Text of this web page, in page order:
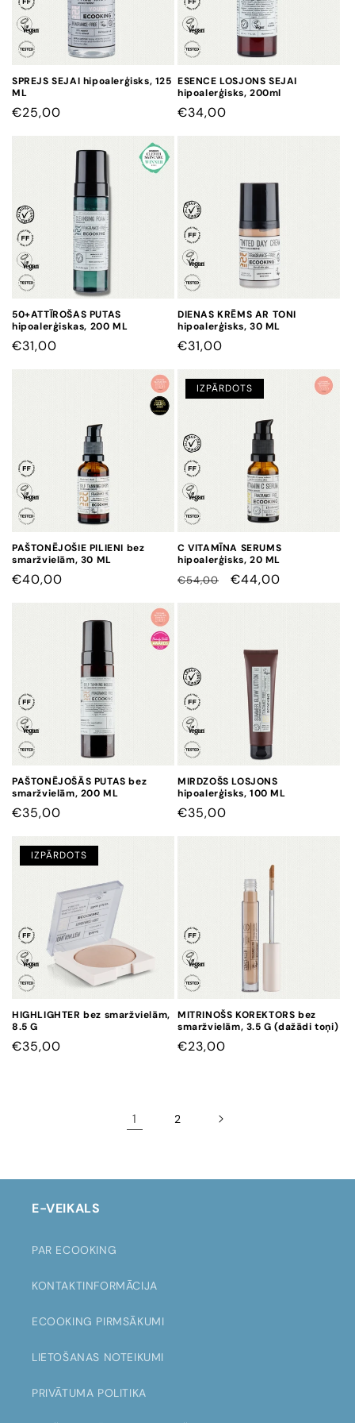
SPREJS SEJAI hipoalerģisks, 125
ML
CENA
€25,00
ESENCE LOSJONS SEJAI
hipoalerģisks, 200ml
CENA
€34,00
50+ATTĪROŠAS PUTAS
hipoalerģiskas, 200 ML
CENA
€31,00
DIENAS KRĒMS AR TONI
hipoalerģisks, 30 ML
CENA
€31,00
PAŠTONĒJOŠIE PILIENI bez
smaržvielām, 30 ML
CENA
€40,00
IZPĀRDOTS
C VITAMĪNA SERUMS
hipoalerģisks, 20 ML
CENA
€54,00
CENA
€44,00
PAŠTONĒJOŠĀS PUTAS bez
smaržvielām, 200 ML
CENA
€35,00
MIRDZOŠS LOSJONS
hipoalerģisks, 100 ML
CENA
€35,00
IZPĀRDOTS
HIGHLIGHTER bez smaržvielām,
8.5 G
CENA
€35,00
MITRINOŠS KOREKTORS bez
smaržvielām, 3.5 G (dažādi toņi)
CENA
€23,00
1 2
E-VEIKALS
PAR ECOOKING
KONTAKTINFORMĀCIJA
ECOOKING PIRMSĀKUMI
LIETOŠANAS NOTEIKUMI
PRIVĀTUMA POLITIKA